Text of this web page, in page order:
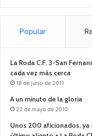
Popular
La Roda C.F. 3-San
cada vez más cerca
18 de junio de 2011
A un minuto de la gloria
22 de mayo de 2010
Unos 200 aficionados, ya